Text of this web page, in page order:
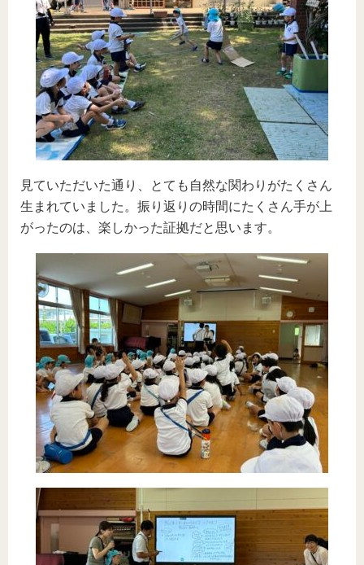
見ていただいた通り、とても自然な関わりがたくさん
生まれていました。振り返りの時間にたくさん手が上
がったのは、楽しかった証拠だと思います。